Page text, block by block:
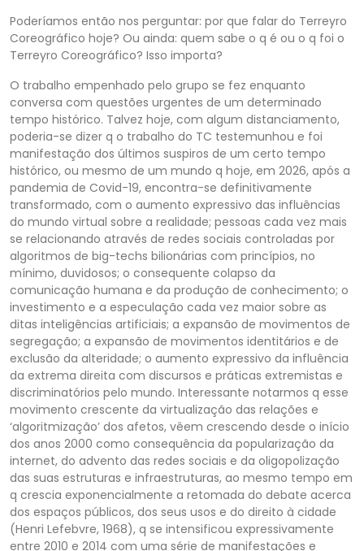
Poderíamos então nos perguntar: por que falar do Terreyro
Coreográfico hoje? Ou ainda: quem sabe o q é ou o q foi o
Terreyro Coreográfico? Isso importa?
O trabalho empenhado pelo grupo se fez enquanto
conversa com questões urgentes de um determinado
tempo histórico. Talvez hoje, com algum distanciamento,
poderia-se dizer q o trabalho do TC testemunhou e foi
manifestação dos últimos suspiros de um certo tempo
histórico, ou mesmo de um mundo q hoje, em 2026, após a
pandemia de Covid-19, encontra-se definitivamente
transformado, com o aumento expressivo das influências
do mundo virtual sobre a realidade; pessoas cada vez mais
se relacionando através de redes sociais controladas por
algoritmos de big-techs bilionárias com princípios, no
mínimo, duvidosos; o consequente colapso da
comunicação humana e da produção de conhecimento; o
investimento e a especulação cada vez maior sobre as
ditas inteligências artificiais; a expansão de movimentos de
segregação; a expansão de movimentos identitários e de
exclusão da alteridade; o aumento expressivo da influência
da extrema direita com discursos e práticas extremistas e
discriminatórios pelo mundo. Interessante notarmos q esse
movimento crescente da virtualização das relações e
‘algoritmização’ dos afetos, vêem crescendo desde o início
dos anos 2000 como consequência da popularização da
internet, do advento das redes sociais e da oligopolização
das suas estruturas e infraestruturas, ao mesmo tempo em
q crescia exponencialmente a retomada do debate acerca
dos espaços públicos, dos seus usos e do direito à cidade
(Henri Lefebvre, 1968), q se intensificou expressivamente
entre 2010 e 2014 com uma série de manifestações e